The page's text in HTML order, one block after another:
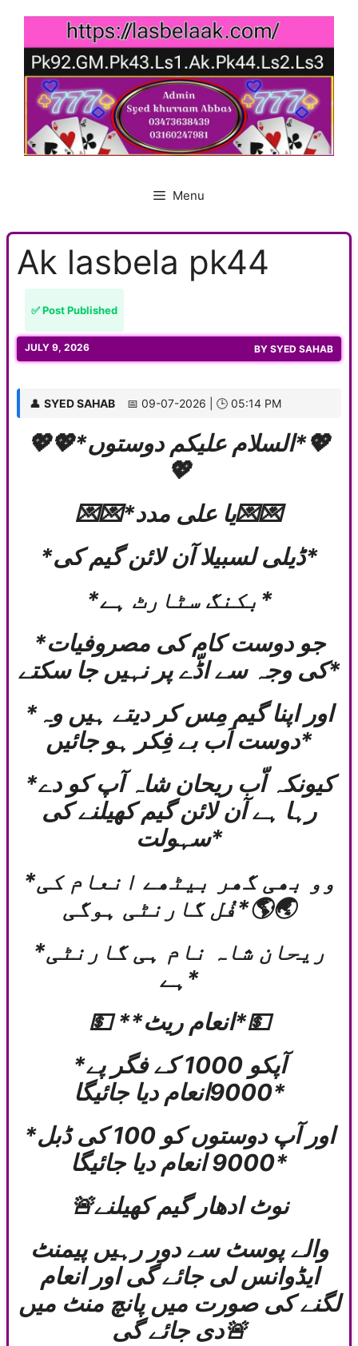
content
Menu
Ak lasbela pk44
✅ Post Published
JULY 9, 2026 BY SYED SAHAB
👤 SYED SAHAB 📅 09-07-2026 | 🕒 05:14 PM
💖💖*السلام عليکم دوستوں*💖
💖
💌💌*یا علی مدد💌💌
*ڈیلی لسبیلا آن لائن گیم کی*
*بکنگ سٹارٹ ہے*
*جو دوست کام کی مصروفیات
کی وجہ سے اڈّے پر نہیں جا سکتے*
*اور اپنا گیم مِس کر دیتے ہیں وہ
دوست اَب بے فِکر ہو جائیں*
*کیونکہ اّب ریحان شاہ آپ کو دے
رہا ہے آن لائن گیم کھیلنے کی
سہولت*
*وو بھی گھر بیٹھے انعام کی
فُل گارنٹی ہوگی*🌎🌏
*ریحان شاہ نام ہی گارنٹی
ہے*
💵 **انعام ریٹ*💵
*آپکو 1000 کے فگر پے
9000انعام دیا جائیگا*
*اور آپ دوستوں کو 100 کی ڈبل
9000 انعام دیا جائیگا*
🚨نوٹ ادھار گیم کھیلنے
والے پوسٹ سے دور رہیں پیمنٹ
ایڈوانس لی جائے گی اور انعام
لگنے کی صورت میں پانچ منٹ میں
دی جائے گی🚨